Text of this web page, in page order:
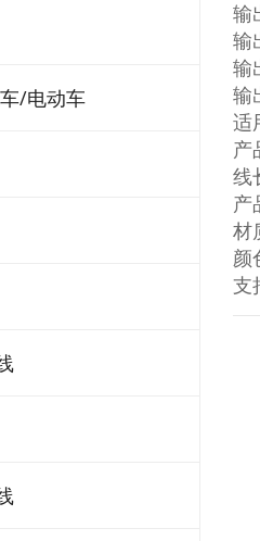
/电动车
输
输
输
输
适
产
线
产
材
颜
支